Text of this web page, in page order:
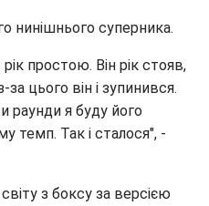
нинішнього суперника.
простою. Він рік стояв,
цього він і зупинився.
раунди я буду його
темп. Так і сталося", -
з боксу за версією